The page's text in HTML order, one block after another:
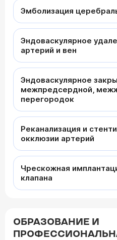
Эмболизация
Эндоваскулярное
артерий и вен
Эндоваскулярное
межпредсердной,
перегородок
Реканализация и
окклюзии артерий
Чрескожная
клапана
ОБРАЗОВАНИЕ И